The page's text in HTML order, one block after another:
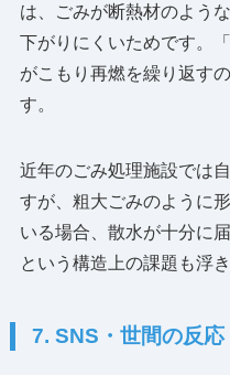
は、ごみが断熱材のよう
下がりにくいためです。
がこもり再燃を繰り返す
す。
近年のごみ処理施設では
すが、粗大ごみのように
いる場合、散水が十分に
という構造上の課題も浮
7. SNS・世間の反応